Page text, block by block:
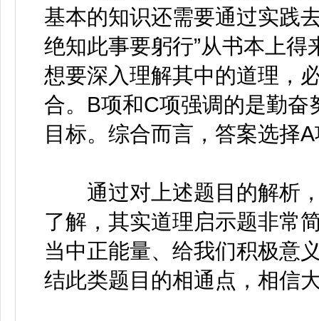
基本的知识还需要通过实践
绝知此事要躬行”从书本上
想要深入理解其中的道理，
合。B项和C项强调的是勤
目标。综合而言，答案选择
通过对上述题目的解析，
了解，其实道理启示题非常
当中正能量、给我们积极意
结此类题目的相通点，相信